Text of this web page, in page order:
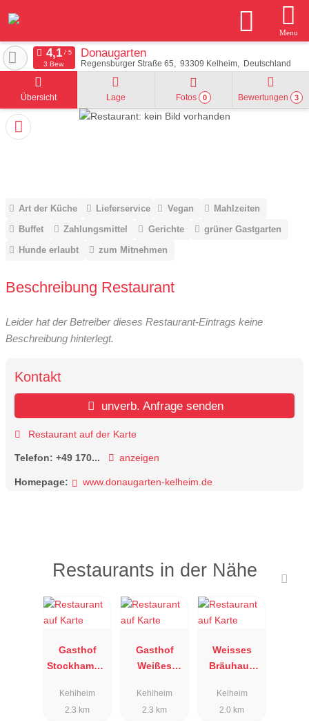
Menu
Donaugarten
Regensburger Straße 65 93309 Kelheim Deutschland
3 Bew.
Übersicht Lage Fotos 0 Bewertungen 3
Art der Küche Lieferservice Vegan
Mahlzeiten
Buffet
Zahlungsmittel Gerichte
grüner Gastgarten
Hunde erlaubt
zum Mitnehmen
Beschreibung Restaurant
Leider hat der Betreiber dieses Restaurant-Eintrags keine
Beschreibung hinterlegt.
Kontakt
unverb. Anfrage senden
Restaurant auf der Karte
Telefon: +49 170... anzeigen
Homepage: www.donaugarten-kelheim.de
Restaurants in der Nähe
Gasthof
Stockhamme
Kehlheim
2.3 km
Gasthof
Weißes
Kehlheim
2.3 km
Weisses
Bräuhaus
Kelheim
2.0 km